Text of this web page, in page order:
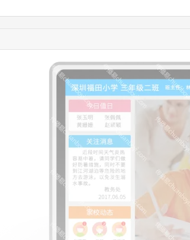
11:52:20 131****1171 联系了该媒体所在商家
182****6650 联系了该媒体所在商家
151****8390
联系了该媒体所在商家
166****9198 联系了该媒体所在商家
联系了该媒体所在商家
185****2152 联系了该媒体所在商家
182****7117
181****3834 联系了该媒体所在商家
134****2521 联系了该媒体所在商家
152****1370 联系了该媒体所在商家
联系了该媒体所在商家
联系了该媒体所在商家